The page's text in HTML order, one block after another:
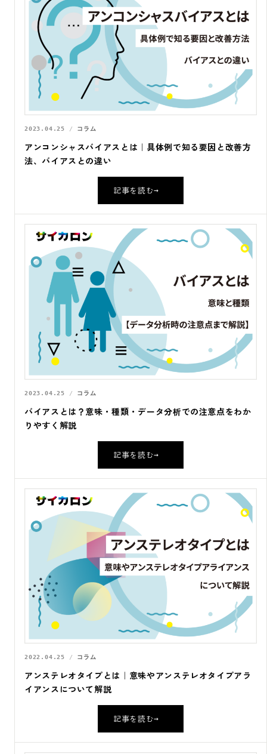
2023.04.25 コラム
アンコンシャスバイアスとは｜具体例で知る要因と改善方
法、バイアスとの違い
記事を読む
2023.04.25 コラム
バイアスとは？意味・種類・データ分析での注意点をわか
りやすく解説
記事を読む
2022.04.25 コラム
アンステレオタイプとは｜意味やアンステレオタイプアラ
イアンスについて解説
記事を読む